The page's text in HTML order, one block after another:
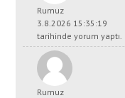
Rumuz
3.8.2026 15:35:19
tarihinde yorum yaptı.
Rumuz